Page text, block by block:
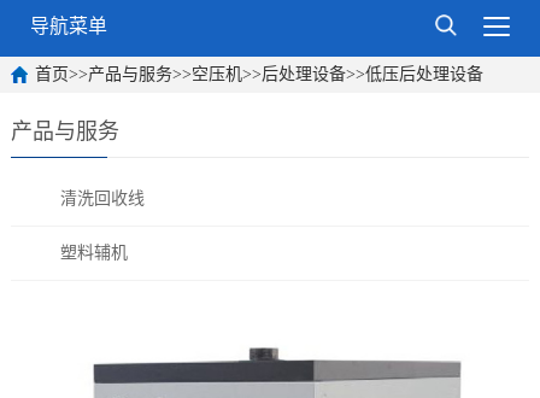
导航菜单
首页>>产品与服务>>空压机>>后处理设备>>低压后处理设备
产品与服务
清洗回收线
塑料辅机